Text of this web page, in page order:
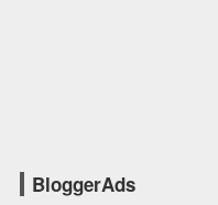
BloggerAds